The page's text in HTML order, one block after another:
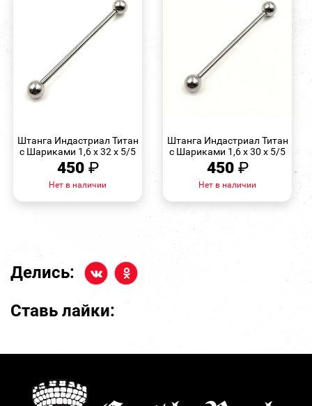
Штанга Индастриал Титан
с Шариками 1,6 х 32 х 5/5
450 ₽
Нет в наличии
Штанга Индастриал Титан
с Шариками 1,6 х 30 х 5/5
450 ₽
Нет в наличии
Делись:
Ставь лайки: